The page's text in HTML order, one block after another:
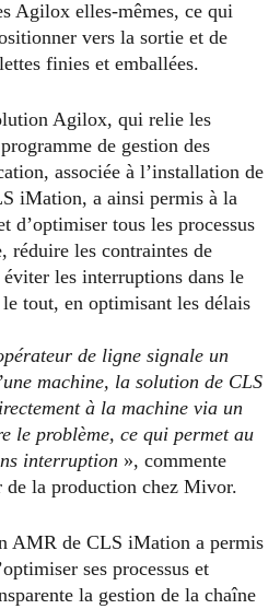
Agilox elles-mêmes, ce qui
vers la sortie et de
finies et emballées.
Agilox, qui relie les
de gestion des
associée à l’installation de
iMation, a ainsi permis à la
d’optimiser tous les processus
réduire les contraintes de
les interruptions dans le
tout, en optimisant les délais
de ligne signale un
machine, la solution de CLS
à la machine via un
le problème, ce qui permet au
interruption », commente
la production chez Mivor.
AMR de CLS iMation a permis
ses processus et
la gestion de la chaîne